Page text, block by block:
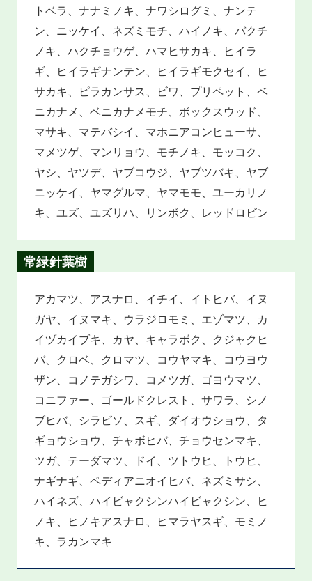
トベラ、ナナミノキ、ナワシログミ、ナンテ
ン、ニッケイ、ネズミモチ、ハイノキ、バクチ
ノキ、ハクチョウゲ、ハマヒサカキ、ヒイラ
ギ、ヒイラギナンテン、ヒイラギモクセイ、ヒ
サカキ、ピラカンサス、ビワ、プリペット、ベ
ニカナメ、ベニカナメモチ、ボックスウッド、
マサキ、マテバシイ、マホニアコンヒューサ、
マメツゲ、マンリョウ、モチノキ、モッコク、
ヤシ、ヤツデ、ヤブコウジ、ヤブツバキ、ヤブ
ニッケイ、ヤマグルマ、ヤマモモ、ユーカリノ
キ、ユズ、ユズリハ、リンボク、レッドロビン
常緑針葉樹
アカマツ、アスナロ、イチイ、イトヒバ、イヌ
ガヤ、イヌマキ、ウラジロモミ、エゾマツ、カ
イヅカイブキ、カヤ、キャラボク、クジャクヒ
バ、クロベ、クロマツ、コウヤマキ、コウヨウ
ザン、コノテガシワ、コメツガ、ゴヨウマツ、
コニファー、ゴールドクレスト、サワラ、シノ
ブヒバ、シラビソ、スギ、ダイオウショウ、タ
ギョウショウ、チャボヒバ、チョウセンマキ、
ツガ、テーダマツ、ドイ、ツトウヒ、トウヒ、
ナギナギ、ペディアニオイヒバ、ネズミサシ、
ハイネズ、ハイビャクシンハイビャクシン、ヒ
ノキ、ヒノキアスナロ、ヒマラヤスギ、モミノ
キ、ラカンマキ